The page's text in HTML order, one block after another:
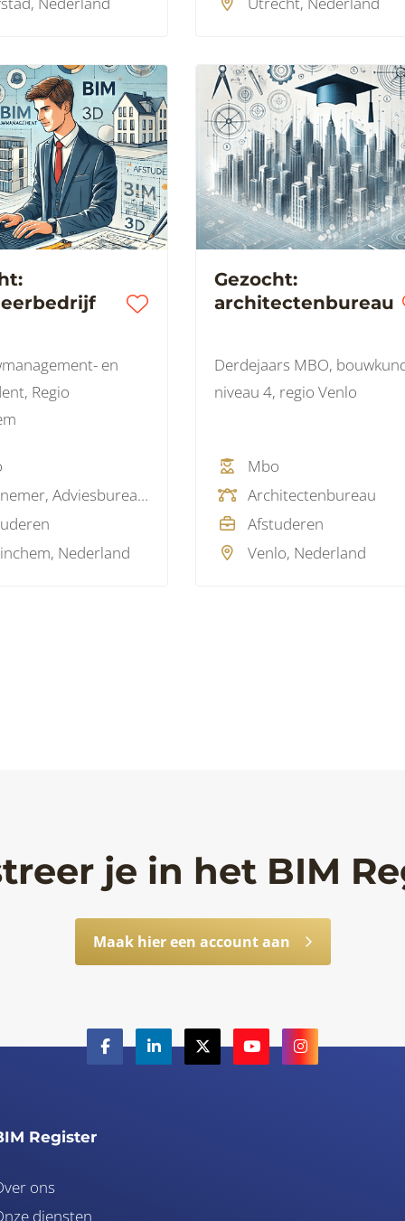
en
Regio
Aannemer, Adviesbureau, Architectenbureau, Ingenieursbureau, Overheid, Softwareleverancier
Nederland
Gezocht:
architectenbureau
Derdejaars MBO,
niveau 4, regio Venlo
Mbo
Architectenbureau
Afstuderen
Venlo, Nederland
je in het BIM
Maak hier een account aan
Register
ons
diensten